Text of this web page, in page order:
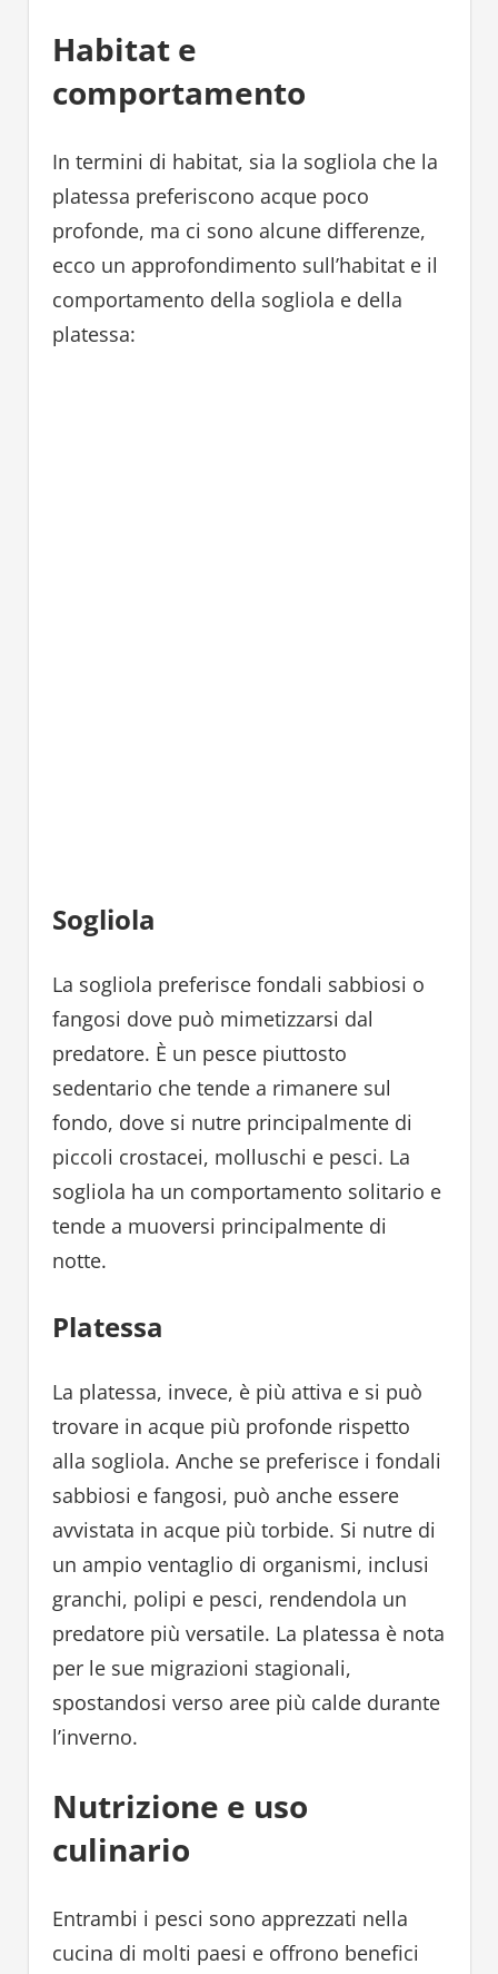
Habitat e
comportamento
In termini di habitat, sia la sogliola che la
platessa preferiscono acque poco
profonde, ma ci sono alcune differenze,
ecco un approfondimento sull’habitat e il
comportamento della sogliola e della
platessa:
Sogliola
La sogliola preferisce fondali sabbiosi o
fangosi dove può mimetizzarsi dal
predatore. È un pesce piuttosto
sedentario che tende a rimanere sul
fondo, dove si nutre principalmente di
piccoli crostacei, molluschi e pesci. La
sogliola ha un comportamento solitario e
tende a muoversi principalmente di
notte.
Platessa
La platessa, invece, è più attiva e si può
trovare in acque più profonde rispetto
alla sogliola. Anche se preferisce i fondali
sabbiosi e fangosi, può anche essere
avvistata in acque più torbide. Si nutre di
un ampio ventaglio di organismi, inclusi
granchi, polipi e pesci, rendendola un
predatore più versatile. La platessa è nota
per le sue migrazioni stagionali,
spostandosi verso aree più calde durante
l’inverno.
Nutrizione e uso
culinario
Entrambi i pesci sono apprezzati nella
cucina di molti paesi e offrono benefici